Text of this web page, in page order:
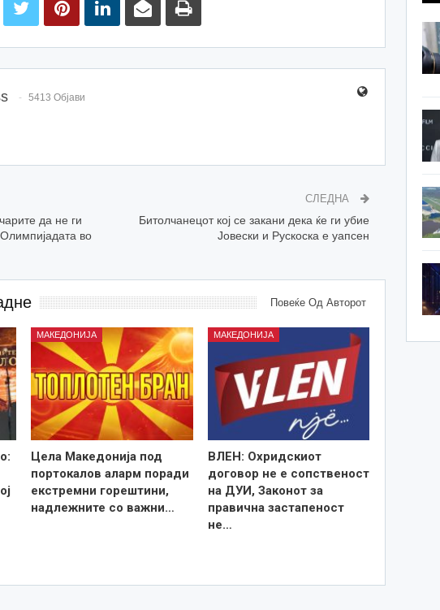
5413 Објави
да не ги
во
СЛЕДНА
Битолчанецот кој се закани дека ќе ги убие
Јовески и Рускоска е уапсен
Повеќе Од Авторот
МАКЕДОНИЈА
Цела Македонија под
портокалов аларм поради
екстремни горештини,
надлежните со важни…
МАКЕДОНИЈА
ВЛЕН: Охридскиот
договор не е сопственост
на ДУИ, Законот за
правична застапеност
не…